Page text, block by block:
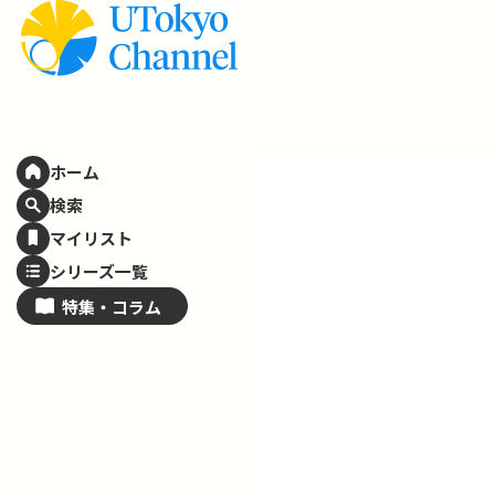
ホーム
検索
マイリスト
シリーズ一覧
特集・ コラム